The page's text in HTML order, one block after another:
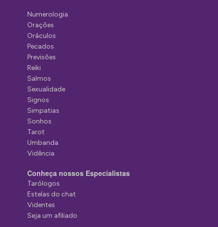
Numerologia
Orações
Oráculos
Pecados
Previsões
Reiki
Salmos
Sexualidade
Signos
Simpatias
Sonhos
Tarot
Umbanda
Vidência
Conheça nossos Especialistas
Tarólogos
Estelas do chat
Videntes
Seja um afiliado